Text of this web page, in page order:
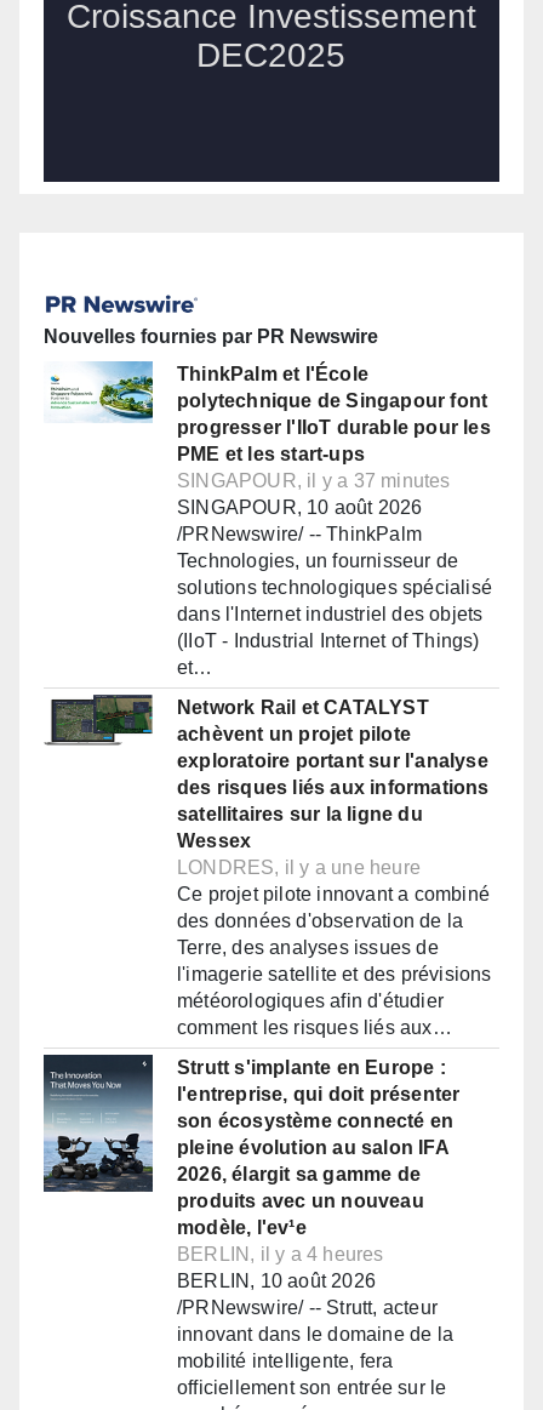
Nouvelles fournies par PR Newswire
ThinkPalm et l'École
polytechnique de Singapour font
progresser l'IIoT durable pour les
PME et les start-ups
SINGAPOUR, il y a 37 minutes
SINGAPOUR, 10 août 2026
/PRNewswire/ -- ThinkPalm
Technologies, un fournisseur de
solutions technologiques spécialisé
dans l'Internet industriel des objets
(IIoT - Industrial Internet of Things)
et…
Network Rail et CATALYST
achèvent un projet pilote
exploratoire portant sur l'analyse
des risques liés aux informations
satellitaires sur la ligne du
Wessex
LONDRES, il y a une heure
Ce projet pilote innovant a combiné
des données d'observation de la
Terre, des analyses issues de
l'imagerie satellite et des prévisions
météorologiques afin d'étudier
comment les risques liés aux…
Strutt s'implante en Europe :
l'entreprise, qui doit présenter
son écosystème connecté en
pleine évolution au salon IFA
2026, élargit sa gamme de
produits avec un nouveau
modèle, l'ev¹e
BERLIN, il y a 4 heures
BERLIN, 10 août 2026
/PRNewswire/ -- Strutt, acteur
innovant dans le domaine de la
mobilité intelligente, fera
officiellement son entrée sur le